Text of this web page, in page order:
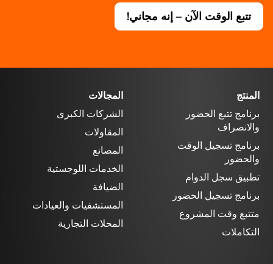
تتبع الوقت الآن – إنه مجاني!
المنتج
برنامج تتبع الحضور
والانصراف
برنامج تسجيل الوقت
والحضور
تطبيق سجل الدوام
برنامج تسجيل الحضور
متتبع وقت المشروع
التكاملات
المجالات
الشركات الكبرى
المقاولات
المصانع
الخدمات اللوجستية
الضيافة
المستشفيات والعيادات
المحلات التجارية